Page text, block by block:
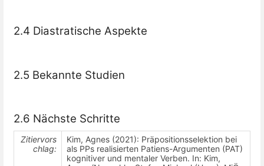
2.4 Diastratische Aspekte
2.5 Bekannte Studien
2.6 Nächste Schritte
Zitiervors
chlag:
Kim, Agnes (2021): Präpositionsselektion bei
als PPs realisierten Patiens-Argumenten (PAT)
kognitiver und mentaler Verben. In: Kim,